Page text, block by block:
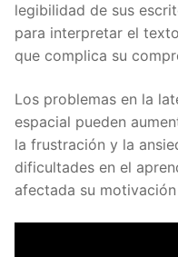
legibilidad de sus
para interpretar el
que complica su
Los problemas en la
espacial pueden
la frustración y la
dificultades en el
afectada su